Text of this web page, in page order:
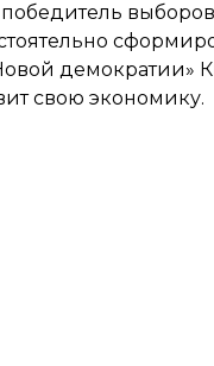
выборов
демократии»
свою экономику.